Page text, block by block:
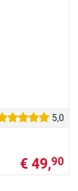
5,0
€ 49,90